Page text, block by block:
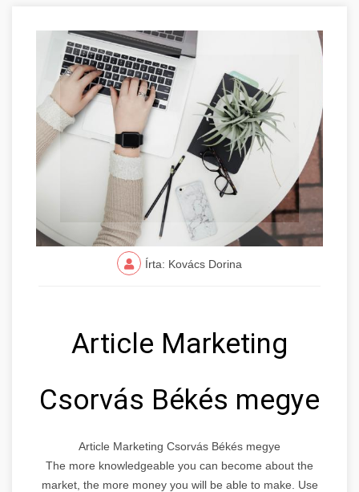
Írta: Kovács Dorina
Article Marketing
Csorvás Békés megye
Article Marketing Csorvás Békés megye
The more knowledgeable you can become about the
market, the more money you will be able to make. Use